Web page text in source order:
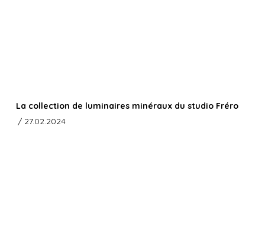
La collection de luminaires minéraux du studio Fréro
/ 27.02.2024